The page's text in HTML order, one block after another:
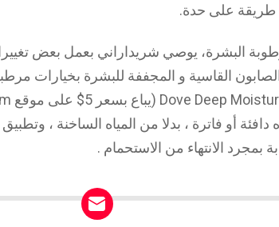
على حدة.
البشرة، يوصي شريداراني بعمل بعض
الصابون القاسية و المجففة للبشرة بخيارات
دافئة أو فاترة ، بدلا من المياه الساخنة ،
بمجرد الانتهاء من الاستحمام .